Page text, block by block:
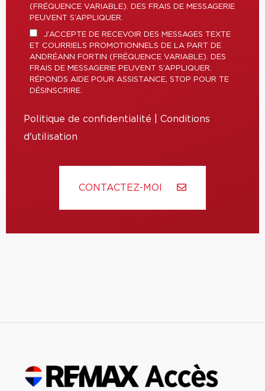
(FRÉQUENCE VARIABLE). DES FRAIS DE MESSAGERIE
PEUVENT S’APPLIQUER.
J’ACCEPTE DE RECEVOIR DES MESSAGES TEXTE
ET COURRIELS PROMOTIONNELS DE LA PART DE
ANDRÉANN FORTIN (FRÉQUENCE VARIABLE). DES
FRAIS DE MESSAGERIE PEUVENT S’APPLIQUER.
RÉPONDS AIDE POUR ASSISTANCE, STOP POUR TE
DÉSINSCRIRE.
Politique de confidentialité
Conditions
d'utilisation
CONTACTEZ-MOI